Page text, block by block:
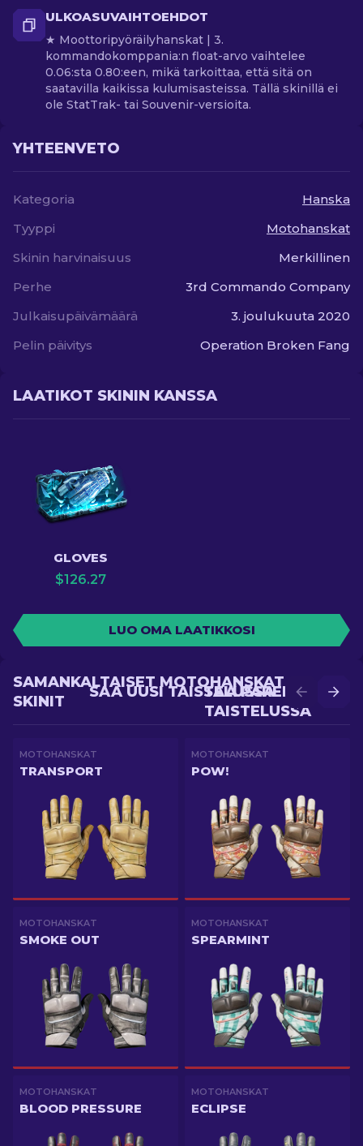
ULKOASUVAIHTOEHDOT
★ Moottoripyöräilyhanskat | 3.
kommandokomppania:n float-arvo vaihtelee
0.06:sta 0.80:een, mikä tarkoittaa, että sitä on
saatavilla kaikissa kulumisasteissa. Tällä skinillä ei
ole StatTrak- tai Souvenir-versioita.
YHTEENVETO
Kategoria
Hanska
Tyyppi
Motohanskat
Skinin harvinaisuus
Merkillinen
Perhe
3rd Commando Company
Julkaisupäivämäärä
3. joulukuuta 2020
Pelin päivitys
Operation Broken Fang
LAATIKOT SKININ KANSSA
GLOVES
$126.27
LUO OMA LAATIKKOSI
SAA PAREMPI
TAISTELUSSA
SAA UUSI TAISTELUSSA
SAMANKALTAISET MOTOHANSKAT
SKINIT
MOTOHANSKAT
TRANSPORT
MOTOHANSKAT
POW!
MOTOHANSKAT
SMOKE OUT
MOTOHANSKAT
SPEARMINT
MOTOHANSKAT
BLOOD PRESSURE
MOTOHANSKAT
ECLIPSE